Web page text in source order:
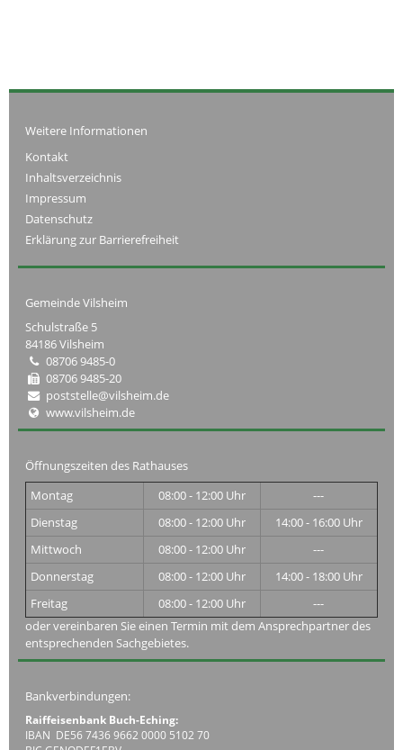
Weitere Informationen
Kontakt
Inhaltsverzeichnis
Impressum
Datenschutz
Erklärung zur Barrierefreiheit
Gemeinde Vilsheim
Schulstraße 5
84186 Vilsheim
08706 9485-0
08706 9485-20
poststelle@vilsheim.de
www.vilsheim.de
Öffnungszeiten des Rathauses
Montag
08:00 - 12:00 Uhr
---
Dienstag
08:00 - 12:00 Uhr
14:00 - 16:00 Uhr
Mittwoch
08:00 - 12:00 Uhr
---
Donnerstag
08:00 - 12:00 Uhr
14:00 - 18:00 Uhr
Freitag
08:00 - 12:00 Uhr
---
oder vereinbaren Sie einen Termin mit dem Ansprechpartner des
entsprechenden Sachgebietes.
Bankverbindungen:
Raiffeisenbank Buch-Eching:
IBAN DE56 7436 9662 0000 5102 70